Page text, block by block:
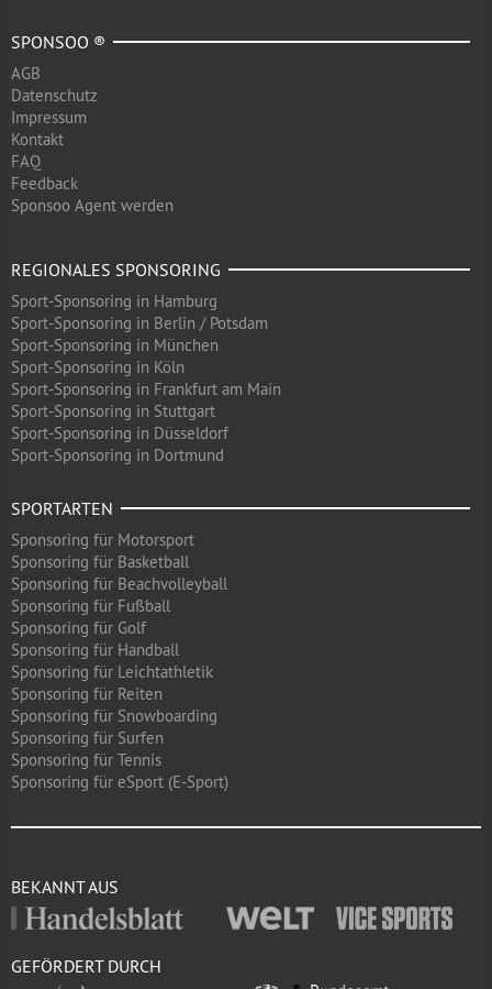
SPONSOO ®
AGB
Datenschutz
Impressum
Kontakt
FAQ
Feedback
Sponsoo Agent werden
REGIONALES SPONSORING
Sport-Sponsoring in Hamburg
Sport-Sponsoring in Berlin / Potsdam
Sport-Sponsoring in München
Sport-Sponsoring in Köln
Sport-Sponsoring in Frankfurt am Main
Sport-Sponsoring in Stuttgart
Sport-Sponsoring in Düsseldorf
Sport-Sponsoring in Dortmund
SPORTARTEN
Sponsoring für Motorsport
Sponsoring für Basketball
Sponsoring für Beachvolleyball
Sponsoring für Fußball
Sponsoring für Golf
Sponsoring für Handball
Sponsoring für Leichtathletik
Sponsoring für Reiten
Sponsoring für Snowboarding
Sponsoring für Surfen
Sponsoring für Tennis
Sponsoring für eSport (E-Sport)
BEKANNT AUS
GEFÖRDERT DURCH